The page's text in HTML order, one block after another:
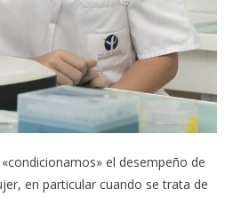
el desempeño de
en particular cuando se trata de